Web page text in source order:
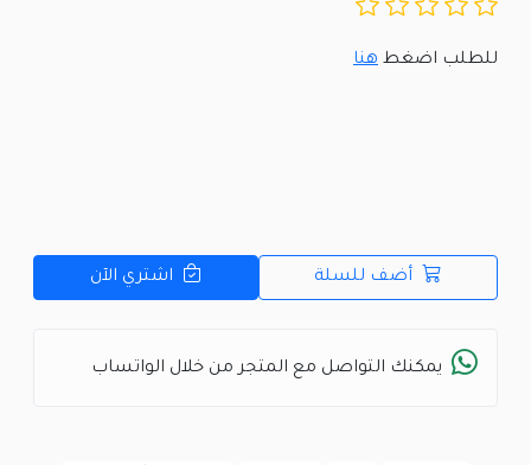
للطلب اضغط هنا
أضف للسلة اشتري الآن
يمكنك التواصل مع المتجر من خلال الواتساب